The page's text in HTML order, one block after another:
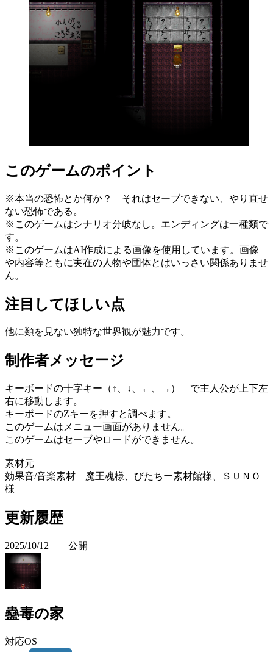
このゲームのポイント
※本当の恐怖とか何か？ それはセーブできない、やり直せ
ない恐怖である。
※このゲームはシナリオ分岐なし。エンディングは一種類で
す。
※このゲームはAI作成による画像を使用しています。画像
や内容等ともに実在の人物や団体とはいっさい関係ありませ
ん。
注目してほしい点
他に類を見ない独特な世界観が魅力です。
制作者メッセージ
キーボードの十字キー（↑、↓、←、→） で主人公が上下左
右に移動します。
キーボードのZキーを押すと調べます。
このゲームはメニュー画面がありません。
このゲームはセーブやロードができません。
素材元
効果音/音楽素材 魔王魂様、びたちー素材館様、ＳＵＮＯ
様
更新履歴
2025/10/12 公開
蠱毒の家
対応OS